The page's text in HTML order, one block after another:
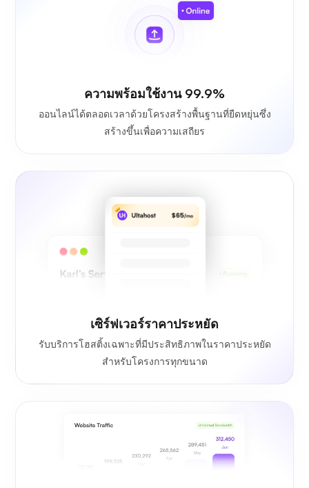
ความพร้อมใช้งาน 99.9%
ออนไลน์ได้ตลอดเวลาด้วยโครงสร้างพื้นฐานที่ยืดหยุ่นซึ่ง
สร้างขึ้นเพื่อความเสถียร
เซิร์ฟเวอร์ราคาประหยัด
รับบริการโฮสติ้งเฉพาะที่มีประสิทธิภาพในราคาประหยัด
สำหรับโครงการทุกขนาด